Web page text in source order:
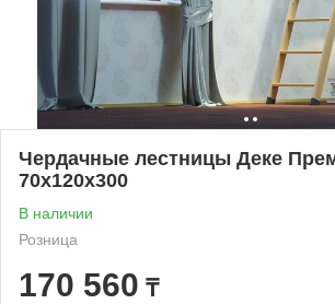
Чердачные лестницы Деке
70x120x300
В наличии
Розница
170 560 ₸